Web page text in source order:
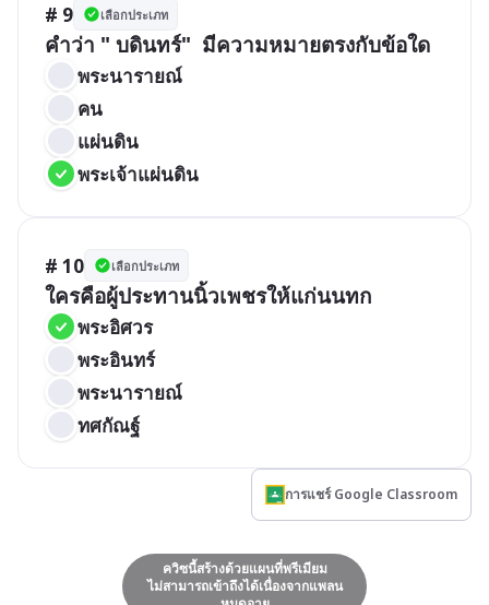
# 9 เลือกประเภท
คำว่า " บดินทร์"  มีความหมายตรงกับข้อใด
พระนารายณ์
คน
แผ่นดิน
พระเจ้าแผ่นดิน
# 10 เลือกประเภท
ใครคือผู้ประทานนิ้วเพชรให้แก่นนทก
พระอิศวร
พระอินทร์
พระนารายณ์
ทศกัณฐ์
การแชร์ Google Classroom
ควิซนี้สร้างด้วยแผนที่พรีเมียม
ไม่สามารถเข้าถึงได้เนื่องจากแพลน